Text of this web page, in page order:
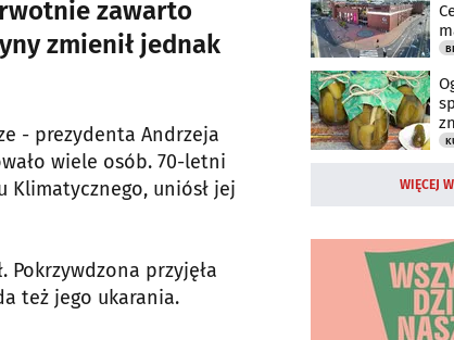
zawarto
zmienił jednak
- prezydenta Andrzeja
wiele osób. 70-letni
Klimatycznego, uniósł jej
przyjęła
też jego ukarania.
WIĘCEJ